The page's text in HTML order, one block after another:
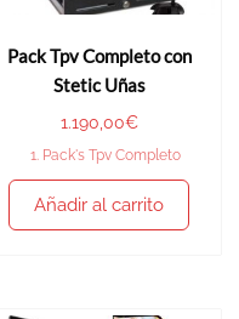
Pack Tpv Completo con
Stetic Uñas
1.190,00€
1. Pack's Tpv Completo
Añadir al carrito